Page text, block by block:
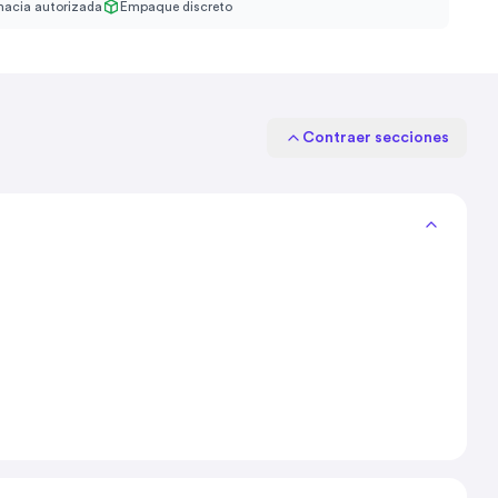
autorizada Empaque discreto
Contraer secciones